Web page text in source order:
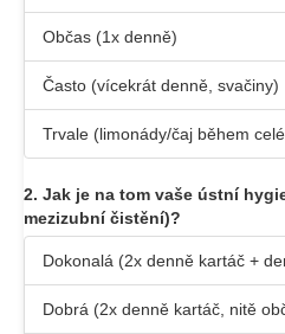
Občas (1x denně)
Často (vícekrát denně, svačiny)
Trvale (limonády/čaj během
2. Jak je na tom vaše ústní
mezizubní čistění)?
Dokonalá (2x denně kartáč +
Dobrá (2x denně kartáč, nitě